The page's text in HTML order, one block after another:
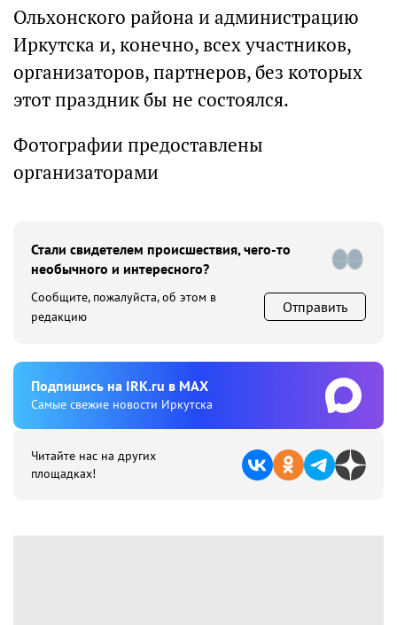
Ольхонского района и администрацию
Иркутска и, конечно, всех участников,
организаторов, партнеров, без которых
этот праздник бы не состоялся.
Фотографии предоставлены
организаторами
Стали свидетелем происшествия, чего-то
необычного и интересного?
Сообщите, пожалуйста, об этом в
редакцию
Отправить
Подпишиcь на IRK.ru в MAX
Cамые свежие новости Иркутска
Читайте нас на других
площадках!